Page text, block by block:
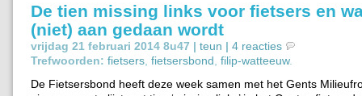
De tien missing links voor fietsers en
(niet) aan gedaan wordt
vrijdag 21 februari 2014 8u47 | teun | 4 reacties
Trefwoorden: fietsers fietsersbond filip-watteeuw.
De Fietsersbond heeft deze week samen met het Gents